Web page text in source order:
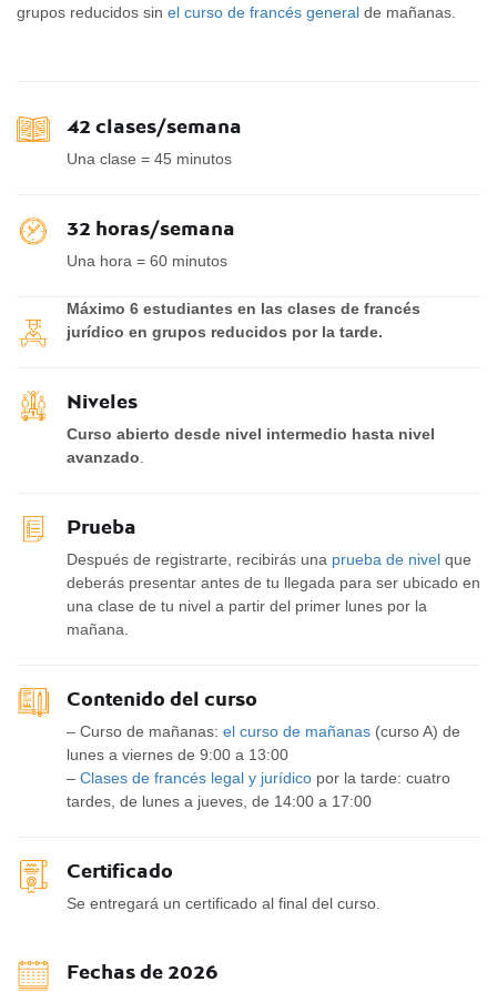
grupos reducidos sin el curso de francés general de mañanas.
42 clases/semana
Una clase = 45 minutos
32 horas/semana
Una hora = 60 minutos
Máximo 6 estudiantes en las clases de francés
jurídico en grupos reducidos por la tarde.
Niveles
Curso abierto desde nivel intermedio hasta nivel
avanzado
Prueba
Después de registrarte, recibirás una prueba de nivel que
deberás presentar antes de tu llegada para ser ubicado en
una clase de tu nivel a partir del primer lunes por la
mañana.
Contenido del curso
– Curso de mañanas: el curso de mañanas (curso A) de
lunes a viernes de 9:00 a 13:00
– Clases de francés legal y jurídico por la tarde: cuatro
tardes, de lunes a jueves, de 14:00 a 17:00
Certificado
Se entregará un certificado al final del curso.
Fechas de 2026